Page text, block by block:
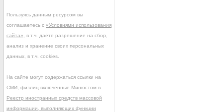
Пользуясь данным ресурсом вы
соглашаетесь с «Условиями использования
сайта» , в т.ч. даёте разрешение на сбор,
анализ и хранение своих персональных
данных, в т.ч. cookies.
На сайте могут содержаться ссылки на
СМИ, физлиц включённые Минюстом в
Реестр иностранных средств массовой
информации, выполняющих функции